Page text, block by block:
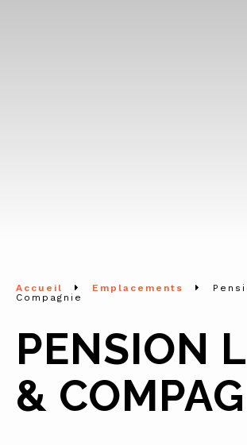
Accueil Emplacements
Compagnie
PENSION
&